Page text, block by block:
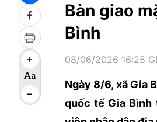
Bàn giao
Bình
08/06/2026 16:25
Ngày 8/6, xã Gia
quốc tế Gia Bình